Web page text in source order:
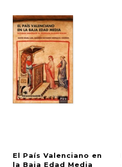
El País Valenciano en
la Baja Edad Media